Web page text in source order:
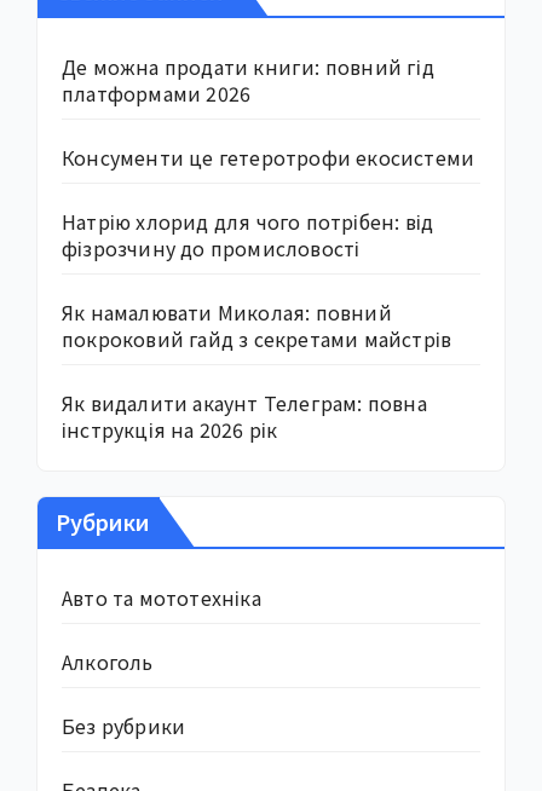
Де можна продати книги: повний гід
платформами 2026
Консументи це гетеротрофи екосистеми
Натрію хлорид для чого потрібен: від
фізрозчину до промисловості
Як намалювати Миколая: повний
покроковий гайд з секретами майстрів
Як видалити акаунт Телеграм: повна
інструкція на 2026 рік
Рубрики
Авто та мототехніка
Алкоголь
Без рубрики